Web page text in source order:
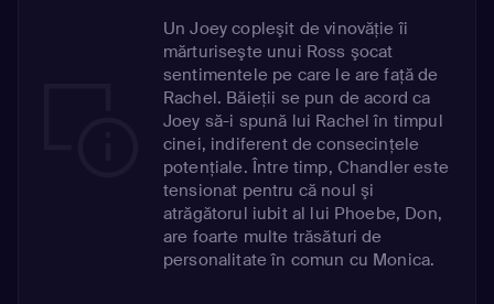
Un Joey copleşit de vinovăţie îi
mărturiseşte unui Ross şocat
sentimentele pe care le are faţă de
Rachel. Băieţii se pun de acord ca
Joey să-i spună lui Rachel în timpul
cinei, indiferent de consecinţele
potenţiale. Între timp, Chandler este
tensionat pentru că noul şi
atrăgătorul iubit al lui Phoebe, Don,
are foarte multe trăsături de
personalitate în comun cu Monica.